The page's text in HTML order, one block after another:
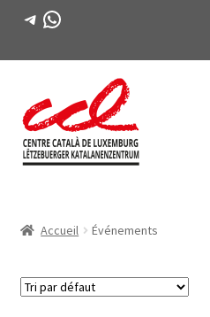
Télégramme
WhatsApp
la
navigation
au
contenu
ACTIVITÉS
COURS
Accueil Événements